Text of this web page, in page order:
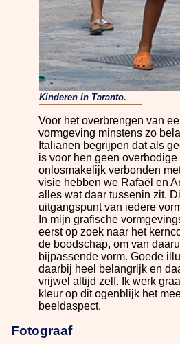
Kinderen in Taranto.
Voor het overbrengen van
vormgeving minstens zo
Italianen begrijpen dat als
is voor hen geen
onlosmakelijk verbonden
visie hebben we Rafaël en
alles wat daar tussenin zit.
uitgangspunt van iedere
In mijn grafische
eerst op zoek naar het
de boodschap, om van
bijpassende vorm. Goede
daarbij heel belangrijk en
vrijwel altijd zelf. Ik werk
kleur op dit ogenblijk het
beeldaspect.
Fotograaf